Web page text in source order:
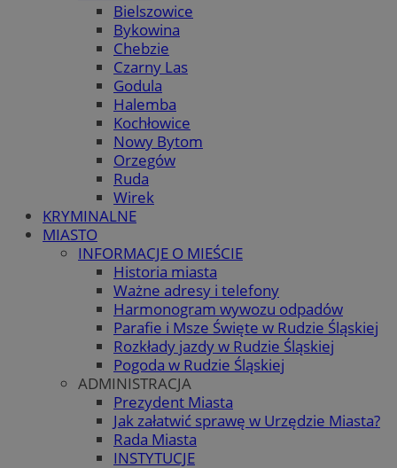
Bielszowice
Bykowina
Chebzie
Czarny Las
Godula
Halemba
Kochłowice
Nowy Bytom
Orzegów
Ruda
Wirek
KRYMINALNE
MIASTO
INFORMACJE O MIEŚCIE
Historia miasta
Ważne adresy i telefony
Harmonogram wywozu odpadów
Parafie i Msze Święte w Rudzie Śląskiej
Rozkłady jazdy w Rudzie Śląskiej
Pogoda w Rudzie Śląskiej
ADMINISTRACJA
Prezydent Miasta
Jak załatwić sprawę w Urzędzie Miasta?
Rada Miasta
INSTYTUCJE